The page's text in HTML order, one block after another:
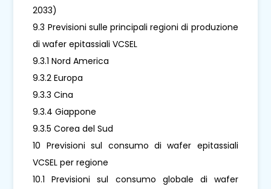
2033)
9.3 Previsioni sulle principali regioni di produzione
di wafer epitassiali VCSEL
9.3.1 Nord America
9.3.2 Europa
9.3.3 Cina
9.3.4 Giappone
9.3.5 Corea del Sud
10 Previsioni sul consumo di wafer epitassiali
VCSEL per regione
10.1 Previsioni sul consumo globale di wafer